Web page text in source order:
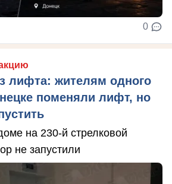
0
лифта: жителям одного
поменяли лифт, но
на 230-й стрелковой
не запустили